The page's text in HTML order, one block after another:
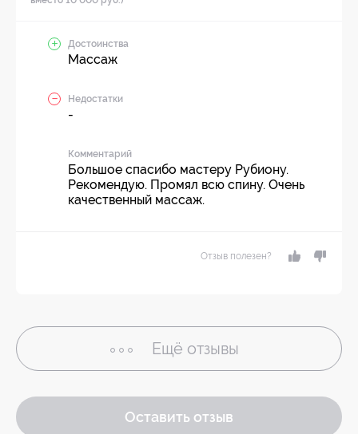
Достоинства
Массаж
Недостатки
-
Комментарий
Большое спасибо мастеру Рубиону.
Рекомендую. Промял всю спину. Очень
качественный массаж.
Отзыв полезен?
Ещё отзывы
Оставить отзыв